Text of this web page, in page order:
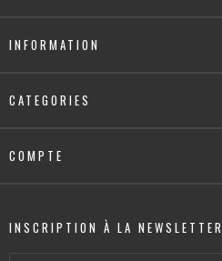
INFORMATION
CATEGORIES
COMPTE
INSCRIPTION À LA NEWSLETTER